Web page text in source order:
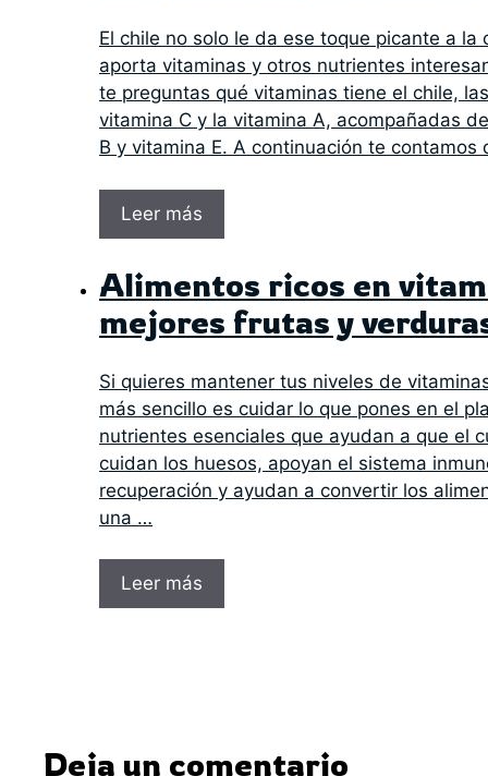
El chile no solo le da ese toque picante a la
aporta vitaminas y otros nutrientes
te preguntas qué vitaminas tiene el chile,
vitamina C y la vitamina A, acompañadas
B y vitamina E. A continuación te
Leer más
Alimentos ricos en
mejores frutas y
Si quieres mantener tus niveles de
más sencillo es cuidar lo que pones en el
nutrientes esenciales que ayudan a que el
cuidan los huesos, apoyan el sistema
recuperación y ayudan a convertir los
una …
Leer más
Deja un comentario